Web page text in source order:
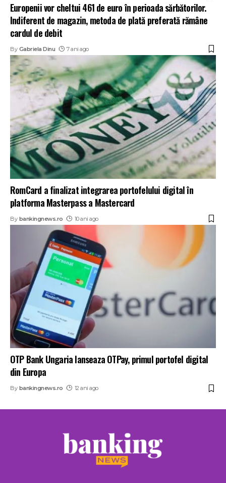
Europenii vor cheltui 461 de euro în perioada sărbătorilor.
Indiferent de magazin, metoda de plată preferată rămâne
cardul de debit
By Gabriela Dinu 7 ani ago
RomCard a finalizat integrarea portofelului digital în
platforma Masterpass a Mastercard
By bankingnews.ro 10 ani ago
OTP Bank Ungaria lanseaza OTPay, primul portofel digital
din Europa
By bankingnews.ro 12 ani ago